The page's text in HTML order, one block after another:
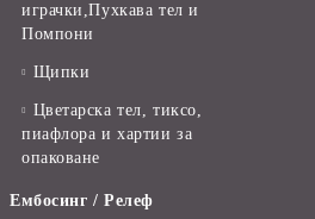
играчки,Пухкава тел и
Помпони
Щипки
Цветарска тел, тиксо,
пиафлора и хартии за
опаковане
Ембосинг / Релеф